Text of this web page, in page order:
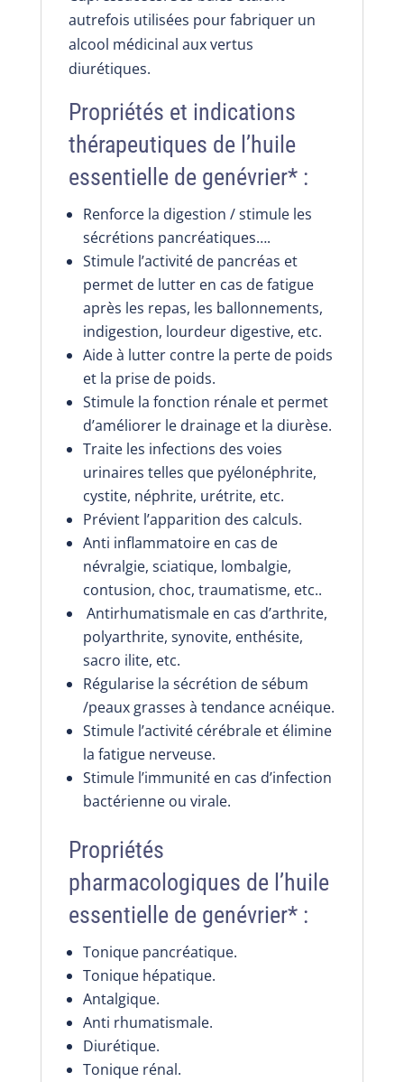
autrefois utilisées pour fabriquer un
alcool médicinal aux vertus
diurétiques.
Propriétés et indications
thérapeutiques de l’huile
essentielle de genévrier* :
Renforce la digestion / stimule les
sécrétions pancréatiques….
Stimule l’activité de pancréas et
permet de lutter en cas de fatigue
après les repas, les ballonnements,
indigestion, lourdeur digestive, etc.
Aide à lutter contre la perte de poids
et la prise de poids.
Stimule la fonction rénale et permet
d’améliorer le drainage et la diurèse.
Traite les infections des voies
urinaires telles que pyélonéphrite,
cystite, néphrite, urétrite, etc.
Prévient l’apparition des calculs.
Anti inflammatoire en cas de
névralgie, sciatique, lombalgie,
contusion, choc, traumatisme, etc..
Antirhumatismale en cas d’arthrite,
polyarthrite, synovite, enthésite,
sacro ilite, etc.
Régularise la sécrétion de sébum
/peaux grasses à tendance acnéique.
Stimule l’activité cérébrale et élimine
la fatigue nerveuse.
Stimule l’immunité en cas d’infection
bactérienne ou virale.
Propriétés
pharmacologiques de l’huile
essentielle de genévrier* :
Tonique pancréatique.
Tonique hépatique.
Antalgique.
Anti rhumatismale.
Diurétique.
Tonique rénal.